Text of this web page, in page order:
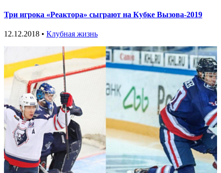
Три игрока «Реактора» сыграют на Кубке Вызова-2019
12.12.2018 • Клубная жизнь